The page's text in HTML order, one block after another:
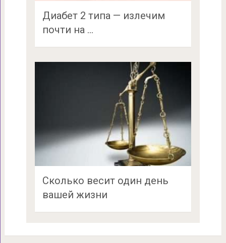
Диабет 2 типа — излечим
почти на …
Сколько весит один день
вашей жизни